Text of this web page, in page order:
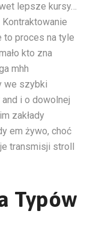
lepsze kursy…
to proces na tyle
kto zna
mhh
we szybki
i o dowolnej
zakłady
em żywo, choć
transmisji stroll
Typów